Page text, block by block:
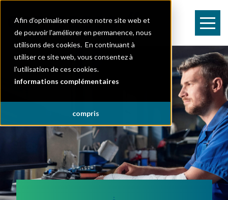
Afin d’optimaliser encore notre site web et
de pouvoir l'améliorer en permanence, nous
utilisons des cookies. En continuant à
utiliser ce site web, vous consentez à
l'utilisation de ces cookies.
informations complémentaires
compris
.